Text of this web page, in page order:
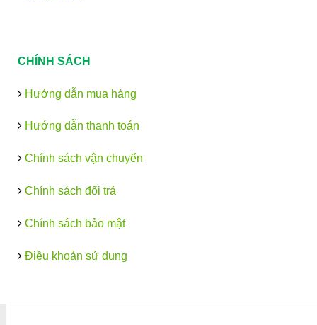
CHÍNH SÁCH
Hướng dẫn mua hàng
Hướng dẫn thanh toán
Chính sách vận chuyển
Chính sách đổi trả
Chính sách bảo mật
Điều khoản sử dụng